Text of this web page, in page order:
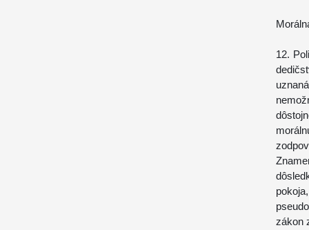
12.
zákon